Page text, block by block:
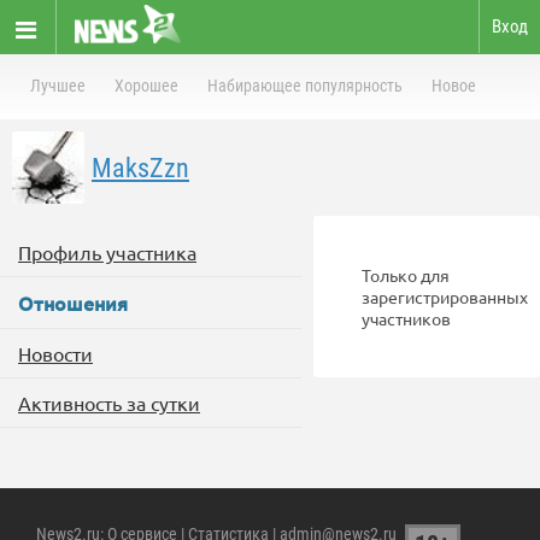
Вход
Лучшее Хорошее Набирающее популярность Новое
MaksZzn
Профиль участника
Отношения
Новости
Активность за сутки
Только для
зарегистрированных
участников
News2.ru: О сервисе | Статистика | admin@news2.ru